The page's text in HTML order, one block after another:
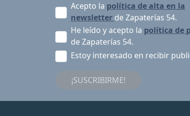
Acepto la política de alta en la
newsletter de Zapaterías 54.
He leído y acepto la política de
de Zapaterías 54.
Estoy interesado en recibir
¡SUSCRIBIRME!